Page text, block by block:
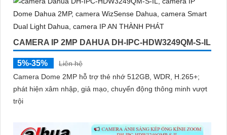
CAMERA IP 2MP DAHUA DH-IPC-HDW3249QM-S-IL
5%-35%
Liên hệ
Camera Dome 2MP hỗ trợ thẻ nhớ 512GB, WDR, H.265+;
phát hiện xâm nhập, giả mạo, chuyển động thông minh vượt
trội